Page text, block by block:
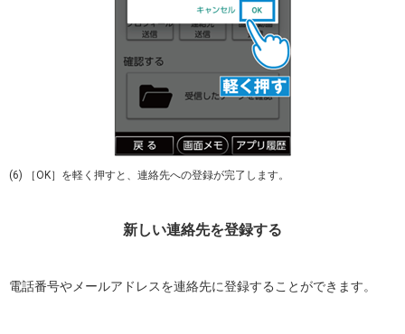
(6) ［OK］を軽く押すと、連絡先への登録が完了します。
新しい連絡先を登録する
電話番号やメールアドレスを連絡先に登録することができます。